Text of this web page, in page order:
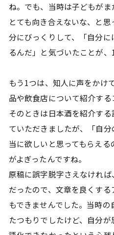
ね。でも、当時は子どもが
とても向き合えないな、と
分にびっくりして、「自分
るんだ」と気づいたことが、
もう1つは、知人に声をかけ
品や飲食店について紹介する
そのときは日本酒を紹介す
ていただきましたが、「自
当に欲しいと思ってもらえ
がよぎったんですね。
原稿に誤字脱字さえなけれ
だったので、文章を良くす
もできませんでした。当時
たつもりでしたけど、自分